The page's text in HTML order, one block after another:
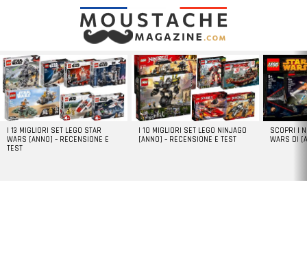
LATEST
STORIES
I 13 MIGLIORI SET LEGO STAR
WARS [ANNO] – RECENSIONE E
TEST
I 10 MIGLIORI SET LEGO NINJAGO
[ANNO] – RECENSIONE E TEST
SCOPRI I
WARS DI